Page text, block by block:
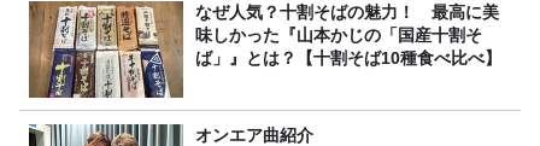
なぜ人気？十割そばの魅力！ 最高に美
味しかった『山本かじの「国産十割そ
ば」』とは？【十割そば10種食べ比べ】
オンエア曲紹介